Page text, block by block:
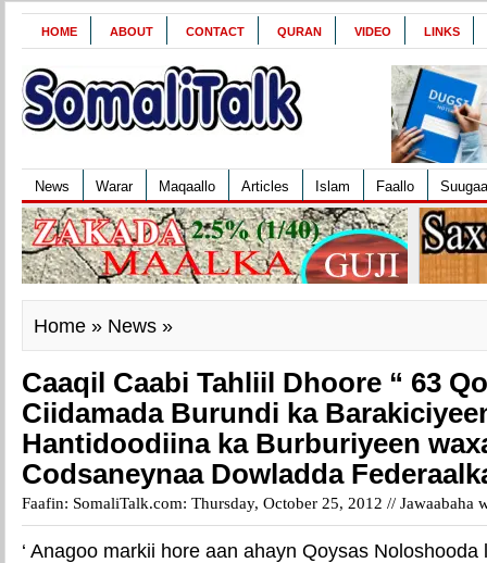
HOME ABOUT CONTACT QURAN VIDEO LINKS
News Warar Maqaallo Articles Islam Faallo
Home » News »
Caaqil Caabi Tahliil Dhoore “ 63
Ciidamada Burundi ka
Hantidoodiina ka Burburiyeen
Codsaneynaa Dowladda
Faafin: SomaliTalk.com: Thursday, October 25, 2012 // Jawaabaha
‘ Anagoo markii hore aan ahayn Qoysas